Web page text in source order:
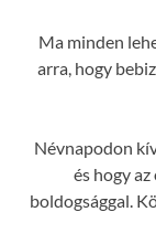
Ma minden
arra, hogy
Névnapodon
és hogy
boldogsággal.